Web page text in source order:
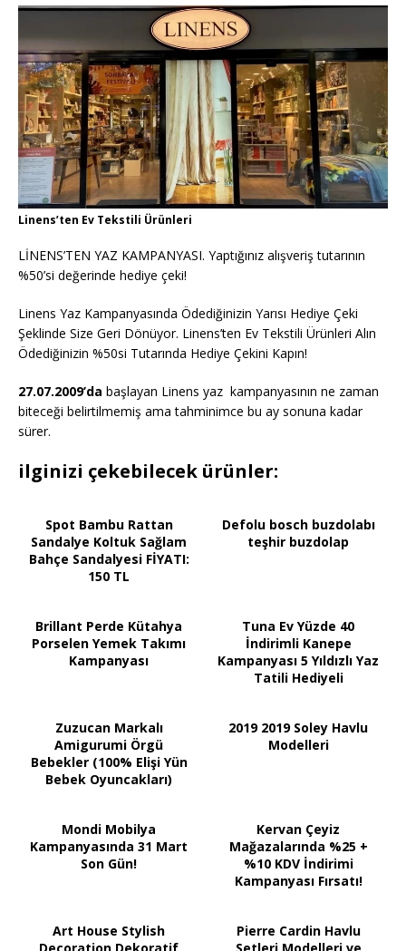
Linens’ten Ev Tekstili Ürünleri
LİNENS’TEN YAZ KAMPANYASI. Yaptığınız alışveriş tutarının
%50’si değerinde hediye çeki!
Linens Yaz Kampanyasında Ödediğinizin Yarısı Hediye Çeki
Şeklinde Size Geri Dönüyor. Linens’ten Ev Tekstili Ürünleri Alın
Ödediğinizin %50si Tutarında Hediye Çekini Kapın!
27.07.2009’da başlayan Linens yaz kampanyasının ne zaman
biteceği belirtilmemiş ama tahminimce bu ay sonuna kadar
sürer.
ilginizi çekebilecek ürünler:
Spot Bambu Rattan
Sandalye Koltuk Sağlam
Bahçe Sandalyesi FİYATI:
150 TL
Defolu bosch buzdolabı
teşhir buzdolap
Brillant Perde Kütahya
Porselen Yemek Takımı
Kampanyası
Tuna Ev Yüzde 40
İndirimli Kanepe
Kampanyası 5 Yıldızlı Yaz
Tatili Hediyeli
Zuzucan Markalı
Amigurumi Örgü
Bebekler (100% Elişi Yün
Bebek Oyuncakları)
2019 2019 Soley Havlu
Modelleri
Mondi Mobilya
Kampanyasında 31 Mart
Son Gün!
Kervan Çeyiz
Mağazalarında %25 +
%10 KDV İndirimi
Kampanyası Fırsatı!
Art House Stylish
Pierre Cardin Havlu